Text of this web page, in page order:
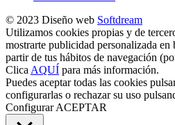
© 2023 Diseño web Softdream
Utilizamos cookies propias y de
mostrarte publicidad personalizada en
partir de tus hábitos de navegación
ClicaAQUÍ para más información.
Puedes aceptar todas las cookies
configurarlas o rechazar su uso
ConfigurarACEPTAR